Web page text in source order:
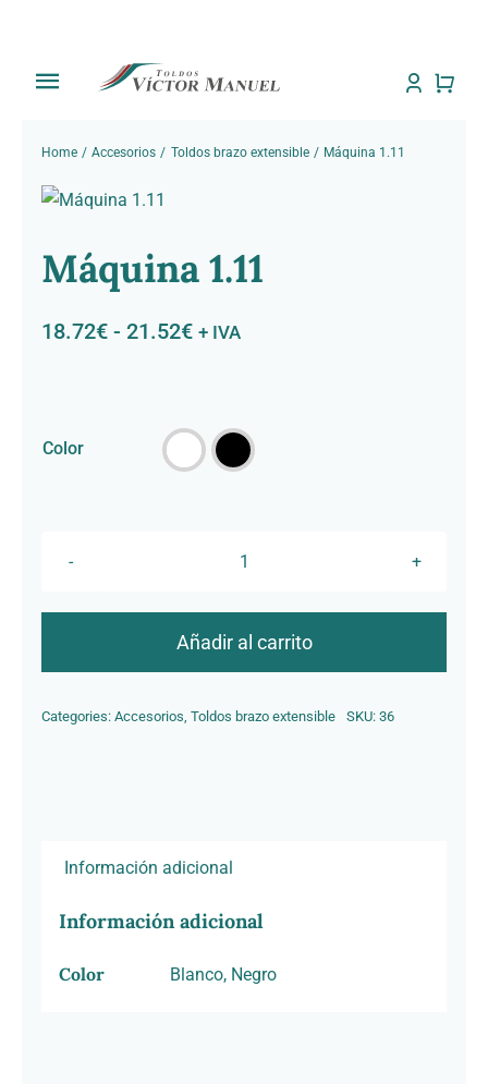
contenido
Toggle
Inicio
Tienda
Sobre Nosotros
Trabajos
Noti Toldos
Home Accesorios Toldos brazo extensible Máquina 1.11
Máquina 1.11
18.72€ - 21.52€Rango
18.72€
hasta
+ IVA
Color
Máquina
cantidad
Añadir al carrito
Categories: Accesorios Toldos brazo extensible SKU: 36
Información adicional
Información adicional
Color Blanco, Negro